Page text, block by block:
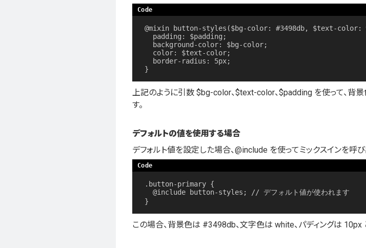
@mixin button-styles($bg-color: #3498db, $text-
}
上記のように引数 $bg-color、$text-color、$padding を使って、背
す。
デフォルトの値を使用する場合
デフォルト値を設定した場合、@include を使ってミックスインを呼
.button-primary {
}
この場合、背景色は #3498db、文字色は white、パディングは 10px